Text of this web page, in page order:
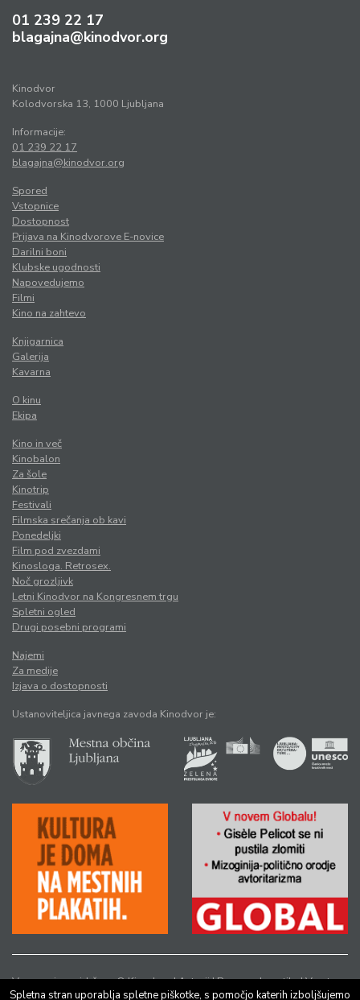
01 239 22 17
blagajna@kinodvor.org
Kinodvor
Kolodvorska 13, 1000 Ljubljana
Informacije:
01 239 22 17
blagajna@kinodvor.org
Spored
Vstopnice
Dostopnost
Prijava na Kinodvorove E-novice
Darilni boni
Klubske ugodnosti
Napovedujemo
Filmi
Kino na zahtevo
Knjigarnica
Galerija
Kavarna
O kinu
Ekipa
Kino in več
Kinobalon
Za šole
Kinotrip
Festivali
Filmska srečanja ob kavi
Ponedeljki
Film pod zvezdami
Kinosloga. Retrosex.
Noč grozljivk
Letni Kinodvor na Kongresnem trgu
Spletni ogled
Drugi posebni programi
Najemi
Za medije
Izjava o dostopnosti
Ustanoviteljica javnega zavoda Kinodvor je:
Vse pravice pridržane © Kinodvor |Avtorji|Pravno obvestilo|Varstvo
Spletna stran uporablja spletne piškotke, s pomočjo katerih izboljšujemo